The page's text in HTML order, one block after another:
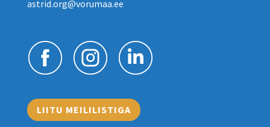
astrid.org@vorumaa.ee
LIITU MEILILISTIGA